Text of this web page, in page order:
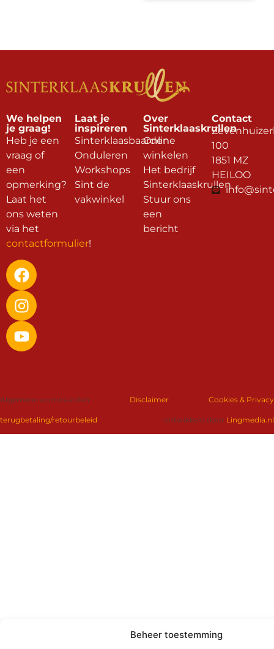
Beheer toestemming
We helpen
je graag!
Heb je een
vraag of
een
opmerking?
Laat het
ons weten
via het
contactformulier!
Laat je
inspireren
Sinterklaasbaarden
Onduleren
Workshops
Sint de
vakwinkel
Over
Sinterklaaskrullen
Online
winkelen
Het bedrijf
Sinterklaaskrullen
Stuur ons
een
bericht
Contact
100
1851 MZ
HEILOO
Algemene voorwaarden Disclaimer Cookies & Privacy
terugbetaling/retourbeleid ontwikkeld door Lingmedia.nl